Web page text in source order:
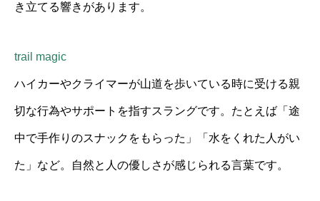
き立てる響きがあります。
trail magic
ハイカーやクライマーが山道を歩いている時に受ける親
切な行為やサポートを指すスラングです。たとえば「途
中で手作りのスナックをもらった」「水をくれた人がい
た」など。自然と人の優しさが感じられる言葉です。